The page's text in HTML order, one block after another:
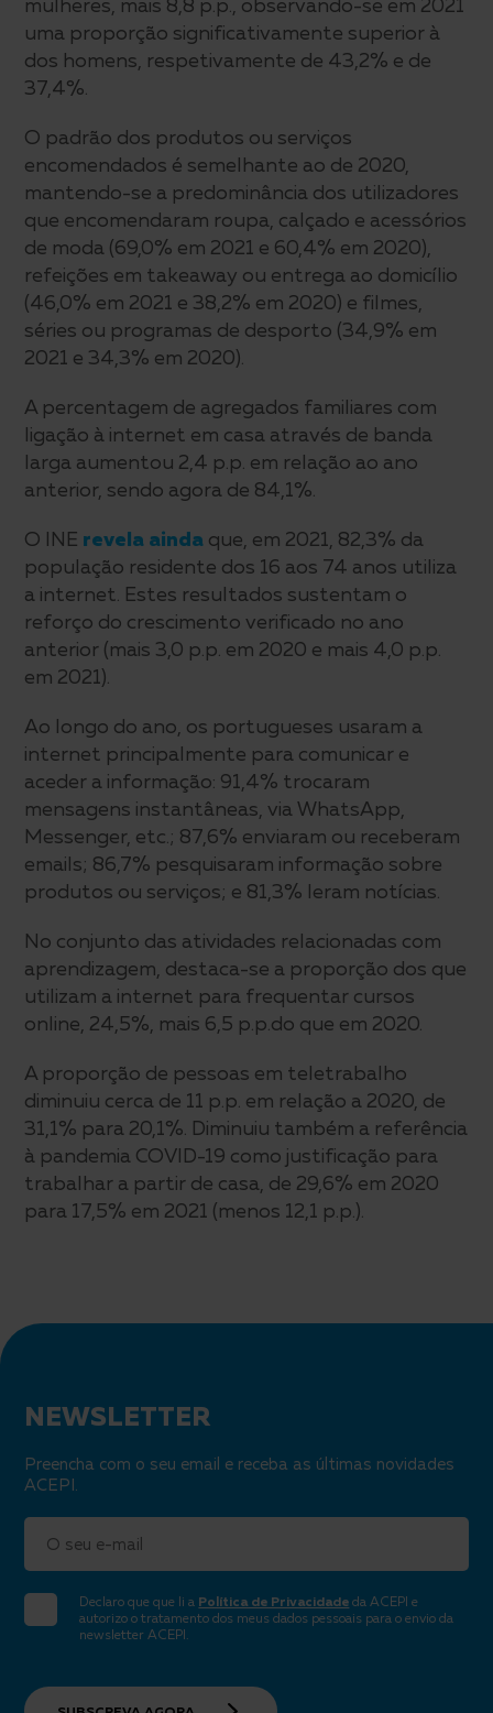
uma proporção significativamente superior à
dos homens, respetivamente de 43,2% e de
37,4%.
O padrão dos produtos ou serviços
encomendados é semelhante ao de 2020,
mantendo-se a predominância dos utilizadores
que encomendaram roupa, calçado e acessórios
de moda (69,0% em 2021 e 60,4% em 2020),
refeições em takeaway ou entrega ao domicílio
(46,0% em 2021 e 38,2% em 2020) e filmes,
séries ou programas de desporto (34,9% em
2021 e 34,3% em 2020).
A percentagem de agregados familiares com
ligação à internet em casa através de banda
larga aumentou 2,4 p.p. em relação ao ano
anterior, sendo agora de 84,1%.
O INE revela ainda que, em 2021, 82,3% da
população residente dos 16 aos 74 anos utiliza
a internet. Estes resultados sustentam o
reforço do crescimento verificado no ano
anterior (mais 3,0 p.p. em 2020 e mais 4,0 p.p.
em 2021).
Ao longo do ano, os portugueses usaram a
internet principalmente para comunicar e
aceder a informação: 91,4% trocaram
mensagens instantâneas, via WhatsApp,
Messenger, etc.; 87,6% enviaram ou receberam
emails; 86,7% pesquisaram informação sobre
produtos ou serviços; e 81,3% leram notícias.
No conjunto das atividades relacionadas com
aprendizagem, destaca-se a proporção dos que
utilizam a internet para frequentar cursos
online, 24,5%, mais 6,5 p.p.do que em 2020.
A proporção de pessoas em teletrabalho
diminuiu cerca de 11 p.p. em relação a 2020, de
31,1% para 20,1%. Diminuiu também a referência
à pandemia COVID-19 como justificação para
trabalhar a partir de casa, de 29,6% em 2020
para 17,5% em 2021 (menos 12,1 p.p.).
Newsletter
NEWSLETTER
Preencha com o seu email e receba as últimas novidades
ACEPI.
Email
Declaro que que li a Política de Privacidade da ACEPI e
autorizo o tratamento dos meus dados pessoais para o envio da
newsletter ACEPI.